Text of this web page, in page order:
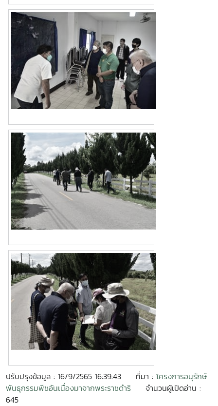
ปรับปรุงข้อมูล : 16/9/2565 16:39:43 ที่มา : โครงการอนุรักษ์
พันธุกรรมพืชอันเนื่องมาจากพระราชดำริ
จำนวนผู้เปิดอ่าน :
645